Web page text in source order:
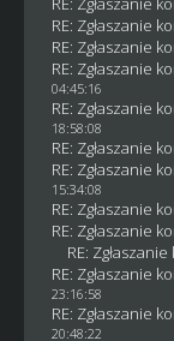
RE: Zgłaszanie
RE: Zgłaszanie
RE: Zgłaszanie
04:45:16
RE: Zgłaszanie
18:58:08
RE: Zgłaszanie
RE: Zgłaszanie
15:34:08
RE: Zgłaszanie
RE: Zgłaszanie
RE:
RE: Zgłaszanie
23:16:58
RE: Zgłaszanie
20:48:22